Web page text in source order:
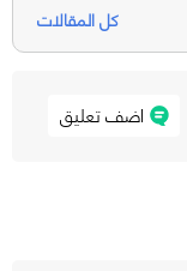
كل المقالات
اضف تعليق